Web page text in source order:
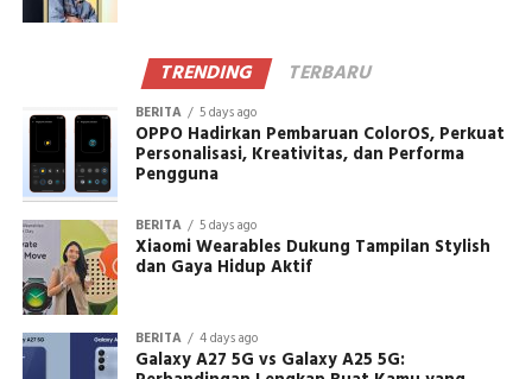
TRENDING TERBARU
BERITA 5 days ago
OPPO Hadirkan Pembaruan ColorOS, Perkuat
Personalisasi, Kreativitas, dan Performa
Pengguna
BERITA 5 days ago
Xiaomi Wearables Dukung Tampilan Stylish
dan Gaya Hidup Aktif
BERITA 4 days ago
Galaxy A27 5G vs Galaxy A25 5G: